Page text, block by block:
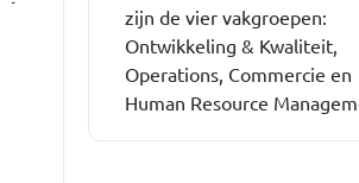
zijn de vier vakgroepen:
Ontwikkeling & Kwaliteit,
Operations, Commercie en
Human Resource